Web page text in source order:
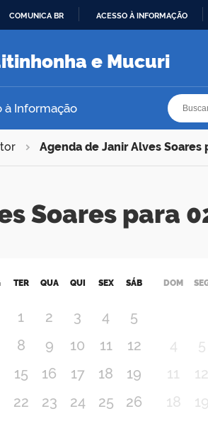
O
COMUNICA BR ACESSO À INFORMAÇÃO
e Mucuri
à Informação
Agenda de Janir Alves
Soares para
TER QUA QUI SEX SÁB
1 2 3 4
5
8 9 10 11
12
15 16 17 18
19
22 23 24 25
26
DOM
4
5
11
18